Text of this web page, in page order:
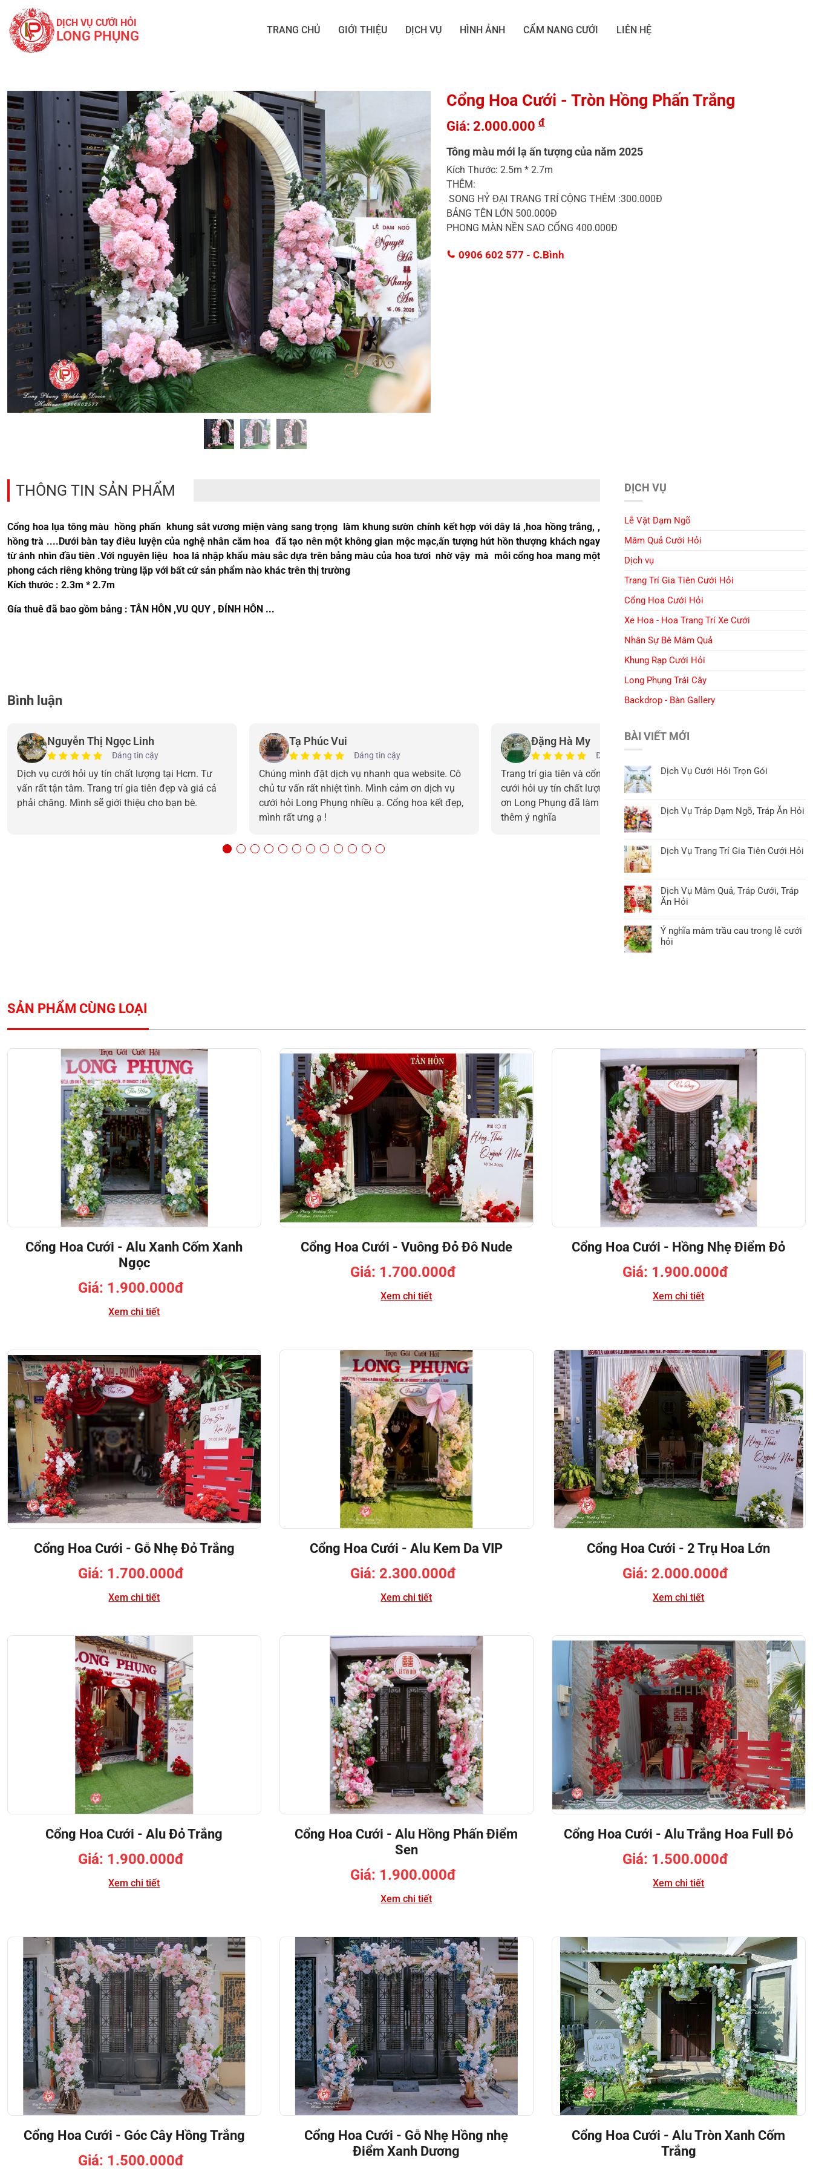
DỊCH VỤ CƯỚI HỎI
LONG PHỤNG TRANG CHỦ GIỚI THIỆU DỊCH VỤ HÌNH ẢNH CẨM NANG CƯỚI LIÊN HỆ
Cổng Hoa Cưới - Tròn Hồng Phấn Trắng
Giá: 2.000.000 đ
Tông màu mới lạ ấn tượng của năm 2025
Kích Thước: 2.5m * 2.7m
THÊM:
SONG HỶ ĐẠI TRANG TRÍ CỘNG THÊM :300.000Đ
BẢNG TÊN LỚN 500.000Đ
PHONG MÀN NỀN SAO CỔNG 400.000Đ
0906 602 577 - C.Bình
DỊCH VỤ
Lễ Vật Dạm Ngõ
Mâm Quả Cưới Hỏi
Dịch vụ
Trang Trí Gia Tiên Cưới Hỏi
Cổng Hoa Cưới Hỏi
Xe Hoa - Hoa Trang Trí Xe Cưới
Nhân Sự Bê Mâm Quả
Khung Rạp Cưới Hỏi
Long Phụng Trái Cây
Backdrop - Bàn Gallery
BÀI VIẾT MỚI
Dịch Vụ Cưới Hỏi Trọn Gói
Dịch Vụ Tráp Dạm Ngõ, Tráp Ăn Hỏi
Dịch Vụ Trang Trí Gia Tiên Cưới Hỏi
Dịch Vụ Mâm Quả, Tráp Cưới, Tráp
Ăn Hỏi
Ý nghĩa mâm trầu cau trong lễ cưới
hỏi
THÔNG TIN SẢN PHẨM
Cổng hoa lụa tông màu hồng phấn khung sắt vương miện vàng sang trọng làm khung sườn chính kết hợp với dây lá ,hoa hồng trắng, ,
hồng trà ....Dưới bàn tay điêu luyện của nghệ nhân cắm hoa đã tạo nên một không gian mộc mạc,ấn tượng hút hồn thượng khách ngay
từ ánh nhìn đầu tiên .Với nguyên liệu hoa lá nhập khẩu màu sắc dựa trên bảng màu của hoa tươi nhờ vậy mà mỗi cổng hoa mang một
phong cách riêng không trùng lặp với bất cứ sản phẩm nào khác trên thị trường
Kích thước : 2.3m * 2.7m
Gía thuê đã bao gồm bảng : TÂN HÔN ,VU QUY , ĐÍNH HÔN ...
Bình luận
Nguyễn Thị Ngọc Linh
Đáng tin cậy
Dịch vụ cưới hỏi uy tín chất lượng tại Hcm. Tư
vấn rất tận tâm. Trang trí gia tiên đẹp và giá cả
phải chăng. Mình sẽ giới thiệu cho bạn bè.
Tạ Phúc Vui
Đáng tin cậy
Chúng mình đặt dịch vụ nhanh qua website. Cô
chủ tư vấn rất nhiệt tình. Mình cảm ơn dịch vụ
cưới hỏi Long Phụng nhiều ạ. Cổng hoa kết đẹp,
mình rất ưng ạ !
Đặng Hà My
Đáng tin cậy
Trang trí gia tiên và cổng hoa cưới đẹp, dịch vụ
cưới hỏi uy tín chất lượng. Tư vấn nhiệt tình. Cảm
ơn Long Phụng đã làm nên ngày vui 2 đứa mình
thêm ý nghĩa
Cổng hoa kết
hỏi uy tín tại
SẢN PHẨM CÙNG LOẠI
Cổng Hoa Cưới - Alu Xanh Cốm Xanh
Ngọc
Giá: 1.900.000đ
Xem chi tiết
Cổng Hoa Cưới - Vuông Đỏ Đô Nude
Giá: 1.700.000đ
Xem chi tiết
Cổng Hoa Cưới - Hồng Nhẹ Điểm Đỏ
Giá: 1.900.000đ
Xem chi tiết
Cổng Hoa Cưới - Gỗ Nhẹ Đỏ Trắng
Giá: 1.700.000đ
Xem chi tiết
Cổng Hoa Cưới - Alu Kem Da VIP
Giá: 2.300.000đ
Xem chi tiết
Cổng Hoa Cưới - 2 Trụ Hoa Lớn
Giá: 2.000.000đ
Xem chi tiết
Cổng Hoa Cưới - Alu Đỏ Trắng
Giá: 1.900.000đ
Xem chi tiết
Cổng Hoa Cưới - Alu Hồng Phấn Điểm
Sen
Giá: 1.900.000đ
Xem chi tiết
Cổng Hoa Cưới - Alu Trắng Hoa Full Đỏ
Giá: 1.500.000đ
Xem chi tiết
Cổng Hoa Cưới - Góc Cây Hồng Trắng
Giá: 1.500.000đ
Cổng Hoa Cưới - Gỗ Nhẹ Hồng nhẹ
Điểm Xanh Dương
Cổng Hoa Cưới - Alu Tròn Xanh Cốm
Trắng